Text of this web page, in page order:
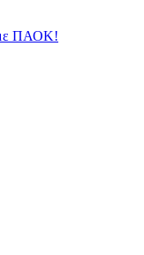
με ΠΑΟΚ!